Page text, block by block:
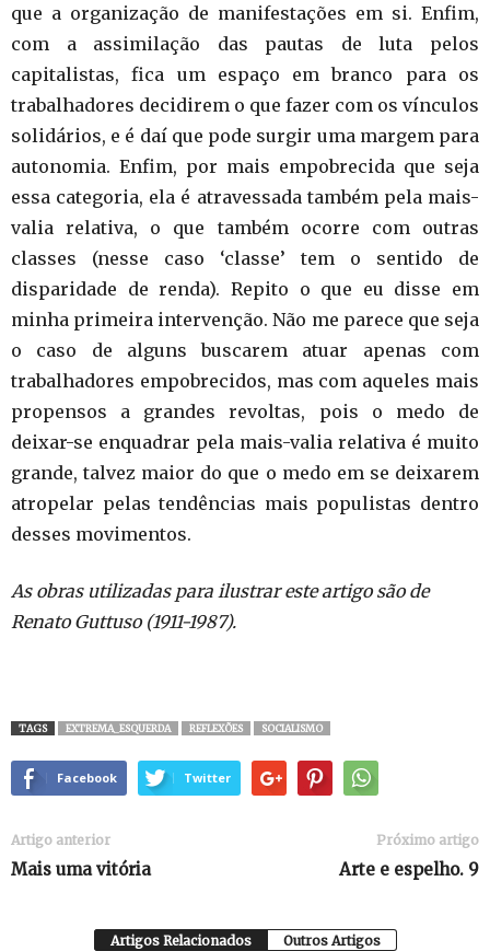
que a organização de manifestações em si. Enfim,
com a assimilação das pautas de luta pelos
capitalistas, fica um espaço em branco para os
trabalhadores decidirem o que fazer com os vínculos
solidários, e é daí que pode surgir uma margem para
autonomia. Enfim, por mais empobrecida que seja
essa categoria, ela é atravessada também pela mais-
valia relativa, o que também ocorre com outras
classes (nesse caso ‘classe’ tem o sentido de
disparidade de renda). Repito o que eu disse em
minha primeira intervenção. Não me parece que seja
o caso de alguns buscarem atuar apenas com
trabalhadores empobrecidos, mas com aqueles mais
propensos a grandes revoltas, pois o medo de
deixar-se enquadrar pela mais-valia relativa é muito
grande, talvez maior do que o medo em se deixarem
atropelar pelas tendências mais populistas dentro
desses movimentos.
As obras utilizadas para ilustrar este artigo são de
Renato Guttuso (1911-1987).
TAGS EXTREMA_ESQUERDA REFLEXÕES SOCIALISMO
Facebook Twitter
Artigo anterior
Mais uma vitória
Próximo artigo
Arte e espelho. 9
Artigos Relacionados Outros Artigos